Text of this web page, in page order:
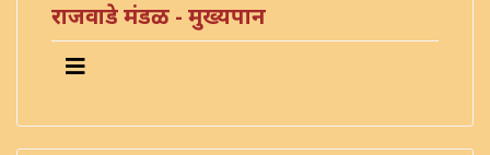
राजवाडे मंडळ - मुख्यपान